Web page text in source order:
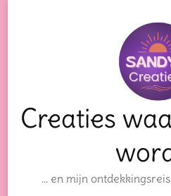
Creaties
… en mijn